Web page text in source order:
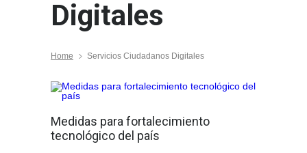
Digitales
Home Servicios Ciudadanos Digitales
Medidas para fortalecimiento
tecnológico del país